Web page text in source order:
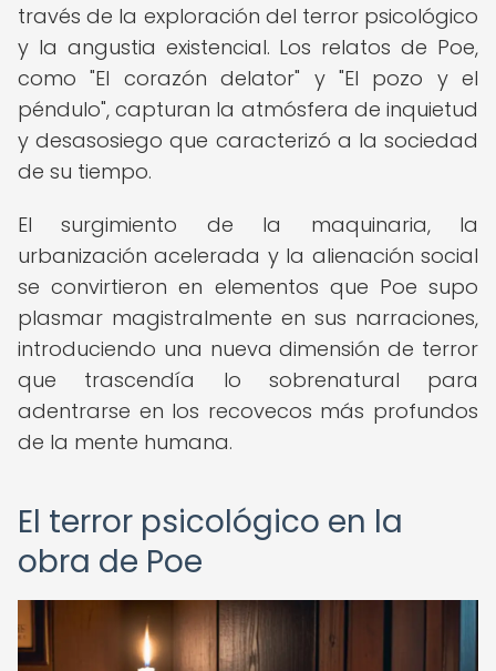
través de la exploración del terror psicológico
y la angustia existencial. Los relatos de Poe,
como "El corazón delator" y "El pozo y el
péndulo", capturan la atmósfera de inquietud
y desasosiego que caracterizó a la sociedad
de su tiempo.
El surgimiento de la maquinaria, la
urbanización acelerada y la alienación social
se convirtieron en elementos que Poe supo
plasmar magistralmente en sus narraciones,
introduciendo una nueva dimensión de terror
que trascendía lo sobrenatural para
adentrarse en los recovecos más profundos
de la mente humana.
El terror psicológico en la
obra de Poe